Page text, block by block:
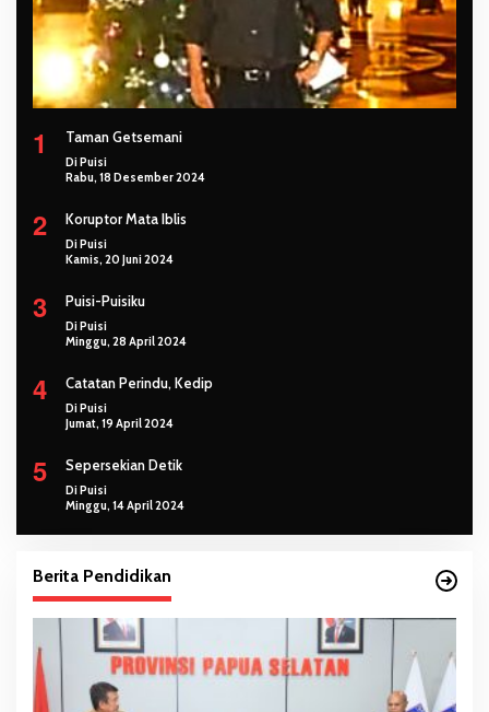
1 Taman Getsemani
Di Puisi
Rabu, 18 Desember 2024
2 Koruptor Mata Iblis
Di Puisi
Kamis, 20 Juni 2024
3 Puisi-Puisiku
Di Puisi
Minggu, 28 April 2024
4 Catatan Perindu, Kedip
Di Puisi
Jumat, 19 April 2024
5 Sepersekian Detik
Di Puisi
Minggu, 14 April 2024
Berita Pendidikan